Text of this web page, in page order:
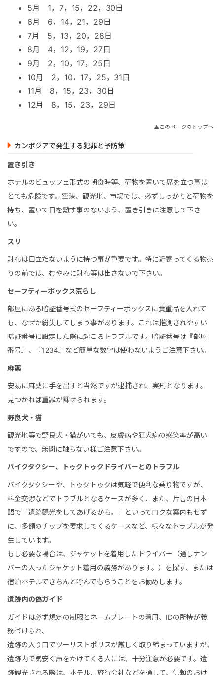
5月 1，7，15，22，30日
6月 6，14，21，29日
7月 5，13，20，28日
8月 4，12，19，27日
9月 2，10，17，25日
10月 2，10，17，25，31日
11月 8，15，23，30日
12月 8，15，23，29日
▲このページのトップへ
カンボジアで発生する犯罪と予防策
置き引き
ホテルのビュッフェ形式の朝食時等、荷物を置いて席を立つ事は
とても危険です。空港、観光地、市場では、必ずしっかりと荷物を
持ち、置いて目を離す事のないよう、置き引きに注意して下さ
い。
スリ
財布は目立たないように持つ事が重要です。特に近寄ってくる物売
りの前では、むやみに財布等は出さないで下さい。
セーフティーボックス荒らし
部屋にある暗証番号式のセーフティーボックスに貴重品を入れて
も、なぜか紛失してしまう事があります。これは推測されやすい
暗証番号に設定した際に起こるトラブルです。暗証番号は『部屋
番号』、『1234』など簡単な数字は使わないようご注意下さい。
麻薬
安易に麻薬に手を出すと当然ですが逮捕され、実刑となります。
見つかれば重罪が課せられます。
野良犬・猫
観光地等で野良犬・猫がいても、皮膚病や狂犬病の感染率が高い
ですので、無闇に触らない様ご注意下さい。
バイクタクシー、トゥクトゥクドライバーとのトラブル
バイクタクシーや、トゥクトゥクは気軽で便利な乗り物ですが、
料金交渉などでトラブルとなるケースが多く、また、片言の日本
語で「遺跡観光をしてあげるから。」といってロクな案内もせず
に、多額のチップを要求してくるケースなど、様々なトラブルが発
生しています。
もし必要な場合は、ジャケットを着用したドライバー（通しナン
バーの入ったジャケット着用の義務があります。）を探す、または
宿泊ホテルできちんと呼んでもらうことをお勧めします。
遺跡内の偽ガイド
ガイドは必ず規定の制服とネームプレートの着用、IDの所持が義
務づけられ、
遺跡の入り口でツーリストポリスが厳しく取り締まっていますが、
遺跡内で気安く声をかけてくる人には、十分注意が必要です。遺
跡観光される際は、ホテル、旅行会社などを通して、信頼のおけ